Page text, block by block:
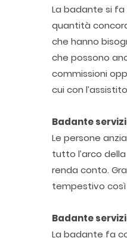
La badante si fa
quantità
che hanno
che possono
commissioni
cui con
Badante
Le persone
tutto l’arco
renda conto.
tempestivo così
Badante
La badante fa